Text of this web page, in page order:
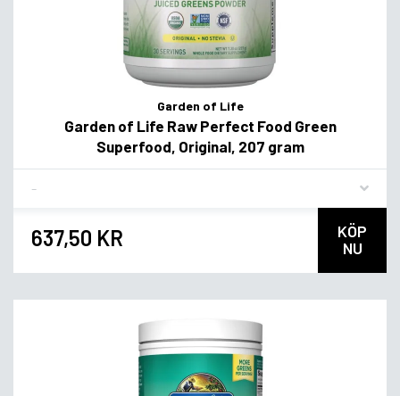
Garden of Life
Garden of Life Raw Perfect Food Green
Superfood, Original, 207 gram
637,50 KR
KÖP
NU